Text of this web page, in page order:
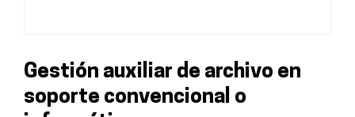
Gestión auxiliar de archivo en
soporte convencional o